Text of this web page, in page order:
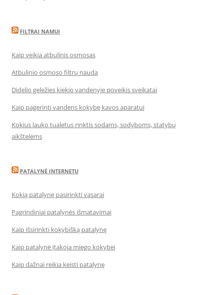
FILTRAI NAMUI
Kaip veikia atbulinis osmosas
Atbulinio osmoso filtrų nauda
Didelio geležies kiekio vandenyje poveikis sveikatai
Kaip pagerinti vandens kokybę kavos aparatui
Kokius lauko tualetus rinktis sodams, sodyboms, statybų
aikštelėms
PATALYNĖ INTERNETU
Kokią patalynę pasirinkti vasarai
Pagrindiniai patalynės išmatavimai
Kaip išsirinkti kokybišką patalynę
Kaip patalynė įtakoja miego kokybei
Kaip dažnai reikia keisti patalynę